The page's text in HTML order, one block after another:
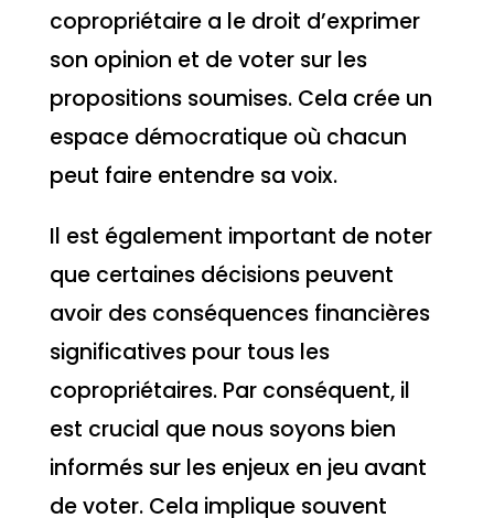
copropriétaire a le droit d’exprimer
son opinion et de voter sur les
propositions soumises. Cela crée un
espace démocratique où chacun
peut faire entendre sa voix.
Il est également important de noter
que certaines décisions peuvent
avoir des conséquences financières
significatives pour tous les
copropriétaires. Par conséquent, il
est crucial que nous soyons bien
informés sur les enjeux en jeu avant
de voter. Cela implique souvent